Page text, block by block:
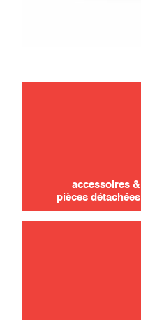
accessoires &
pièces détachées